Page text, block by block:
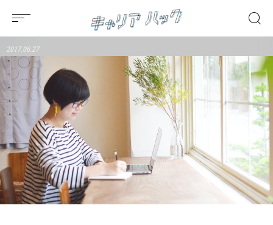
2017.06.27